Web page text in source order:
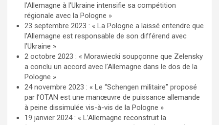
l’Allemagne à l’Ukraine intensifie sa compétition
régionale avec la Pologne »
23 septembre 2023 : « La Pologne a laissé entendre que
l’Allemagne est responsable de son différend avec
l’Ukraine »
2 octobre 2023 : « Morawiecki soupçonne que Zelensky
a conclu un accord avec l’Allemagne dans le dos de la
Pologne »
24 novembre 2023 : « Le “Schengen militaire” proposé
par l’OTAN est une manœuvre de puissance allemande
à peine dissimulée vis-à-vis de la Pologne »
19 janvier 2024 : « L’Allemagne reconstruit la